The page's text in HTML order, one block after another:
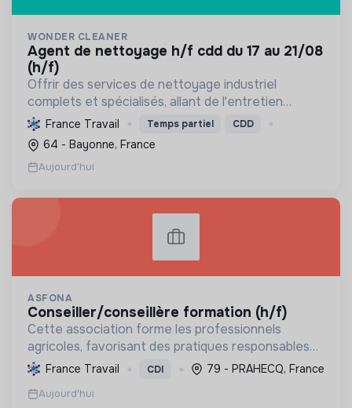
WONDER CLEANER
agent de nettoyage h/f cdd du 17 au 21/08
(h/f)
Offrir des services de nettoyage industriel
complets et spécialisés, allant de l'entretien
courant aux remises en état, en passant par la
gestion d'événements, pour une clientèle variée.
France Travail Temps partiel CDD
64 - Bayonne, France
Aujourd'hui
ASFONA
conseiller/conseillère formation (h/f)
Cette association forme les professionnels
agricoles, favorisant des pratiques responsables
et la conformité réglementaire. Elle promeut
l'agroécologie, la gestion durable et l'efficacité
opérationnel...
France Travail CDI 79 - PRAHECQ, France
Aujourd'hui